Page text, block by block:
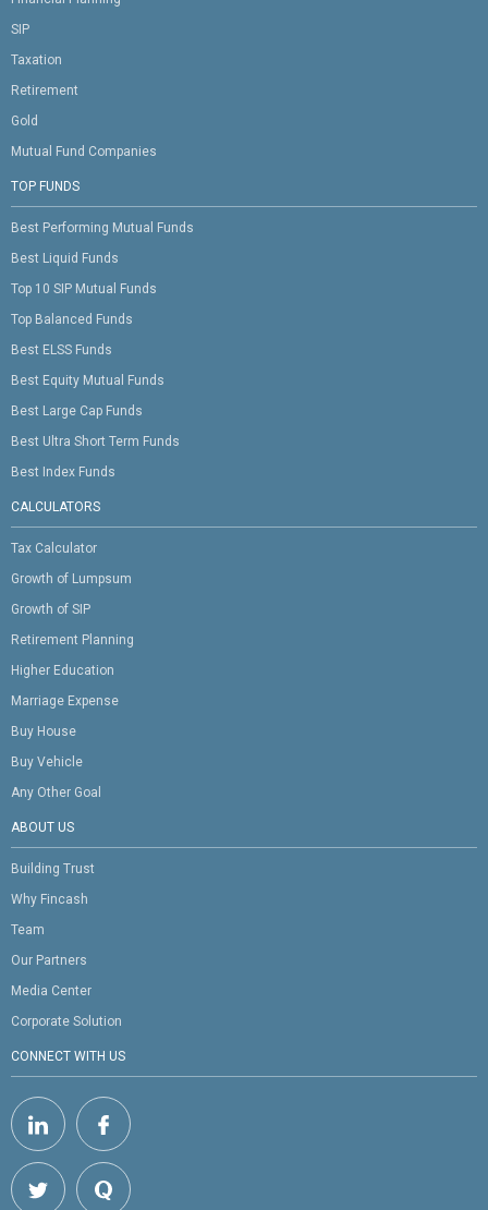
SIP
Taxation
Retirement
Gold
Mutual Fund Companies
TOP FUNDS
Best Performing Mutual Funds
Best Liquid Funds
Top 10 SIP Mutual Funds
Top Balanced Funds
Best ELSS Funds
Best Equity Mutual Funds
Best Large Cap Funds
Best Ultra Short Term Funds
Best Index Funds
CALCULATORS
Tax Calculator
Growth of Lumpsum
Growth of SIP
Retirement Planning
Higher Education
Marriage Expense
Buy House
Buy Vehicle
Any Other Goal
ABOUT US
Building Trust
Why Fincash
Team
Our Partners
Media Center
Corporate Solution
CONNECT WITH US